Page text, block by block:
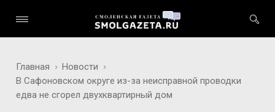
Главная
Новости
В Сафоновском округе из-за неисправной проводки
едва не сгорел двухквартирный дом